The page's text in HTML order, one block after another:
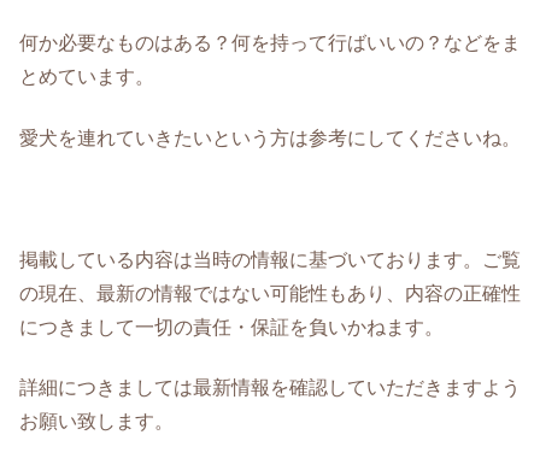
何か必要なものはある？何を持って行ばいいの？などをま
とめています。
愛犬を連れていきたいという方は参考にしてくださいね。
掲載している内容は当時の情報に基づいております。ご覧
の現在、最新の情報ではない可能性もあり、内容の正確性
につきまして一切の責任・保証を負いかねます。
詳細につきましては最新情報を確認していただきますよう
お願い致します。